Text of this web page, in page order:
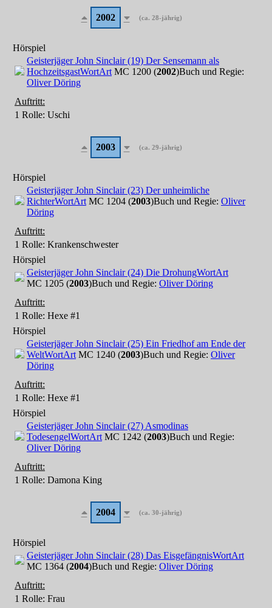
2002 (ca. 28-jährig)
Hörspiel
Geisterjäger John Sinclair (19) Der Sensemann als
HochzeitsgastWortArt MC 1200 (2002)Buch und Regie:
Oliver Döring
Auftritt:
1 Rolle: Uschi
2003 (ca. 29-jährig)
Hörspiel
Geisterjäger John Sinclair (23) Der unheimliche
RichterWortArt MC 1204 (2003)Buch und Regie: Oliver
Döring
Auftritt:
1 Rolle: Krankenschwester
Hörspiel
Geisterjäger John Sinclair (24) Die DrohungWortArt
MC 1205 (2003)Buch und Regie: Oliver Döring
Auftritt:
1 Rolle: Hexe #1
Hörspiel
Geisterjäger John Sinclair (25) Ein Friedhof am Ende der
WeltWortArt MC 1240 (2003)Buch und Regie: Oliver
Döring
Auftritt:
1 Rolle: Hexe #1
Hörspiel
Geisterjäger John Sinclair (27) Asmodinas
TodesengelWortArt MC 1242 (2003)Buch und Regie:
Oliver Döring
Auftritt:
1 Rolle: Damona King
2004 (ca. 30-jährig)
Hörspiel
Geisterjäger John Sinclair (28) Das EisgefängnisWortArt
MC 1364 (2004)Buch und Regie: Oliver Döring
Auftritt:
1 Rolle: Frau